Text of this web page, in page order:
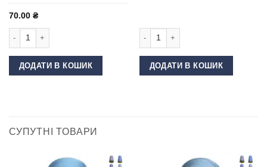
70.00 ₴
ДОДАТИ В КОШИК ДОДАТИ В КОШИК
СУПУТНІ ТОВАРИ